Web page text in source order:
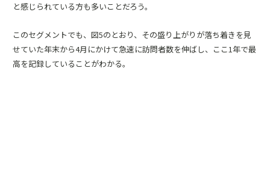
と感じられている方も多いことだろう。
このセグメントでも、図5のとおり、その盛り上がりが落ち着きを見
せていた年末から4月にかけて急速に訪問者数を伸ばし、ここ1年で最
高を記録していることがわかる。